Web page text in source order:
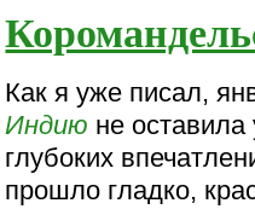
Как я уже писал,
Индию не оставила
глубоких
прошло гладко,